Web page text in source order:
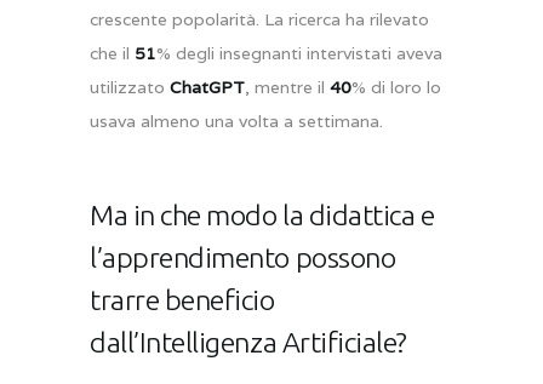
crescente popolarità. La ricerca ha rilevato
che il 51% degli insegnanti intervistati aveva
utilizzato ChatGPT, mentre il 40% di loro lo
usava almeno una volta a settimana.
Ma in che modo la didattica e
l’apprendimento possono
trarre beneficio
dall’Intelligenza Artificiale?